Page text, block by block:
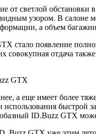
от светлой
узором. В салоне
а объем
стало появление
отдача
а еще имеет более
использования
ID.Buzz GTX